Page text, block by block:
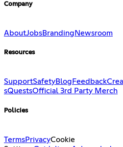
Company
AboutJobsBranding Newsroom
Resources
SupportSafetyBlog Feedback
sQuestsOfficial 3rd Party Merch
Policies
TermsPrivacyCookie